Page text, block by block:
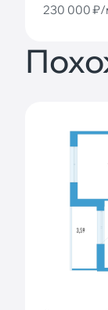
230 000 ₽/